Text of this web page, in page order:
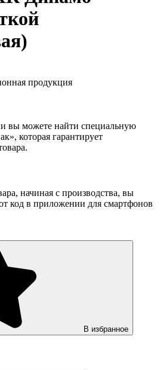
продукция
вы можете найти специальную
которая гарантирует
начиная с производства, вы
код в приложении для смартфонов
В избранное